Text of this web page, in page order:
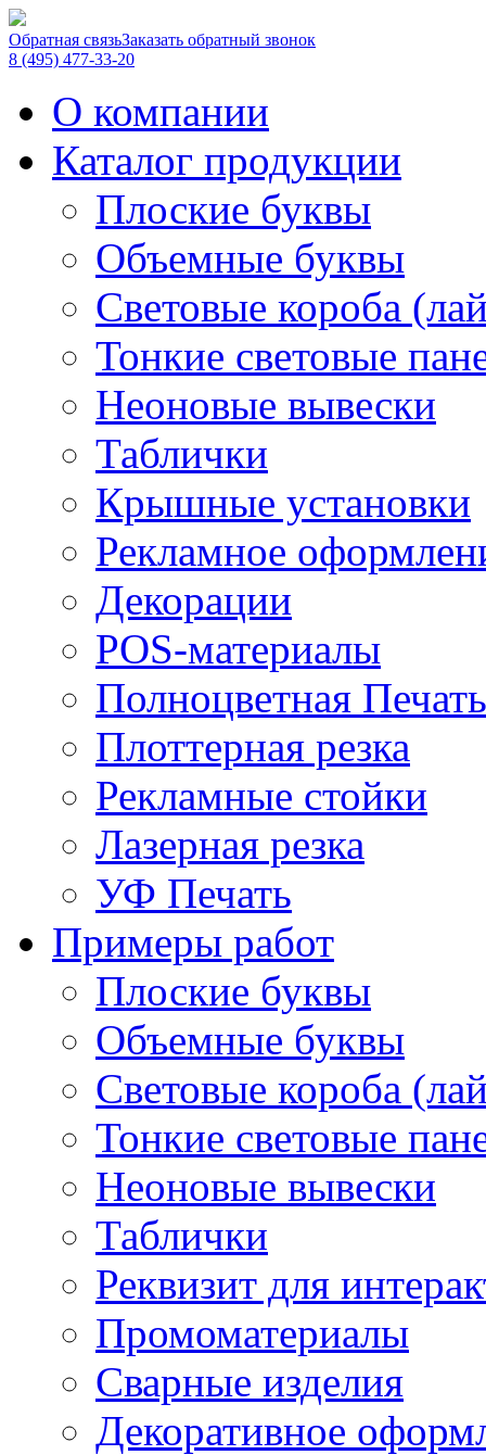
Обратная связьЗаказать обратный звонок
8 (495) 477-33-20
О компании
Каталог продукции
Плоские буквы
Объемные буквы
Световые короба
Тонкие световые
Неоновые вывески
Таблички
Крышные установки
Рекламное
Декорации
POS-материалы
Полноцветная Печать
Плоттерная резка
Рекламные стойки
Лазерная резка
УФ Печать
Примеры работ
Плоские буквы
Объемные буквы
Световые короба
Тонкие световые
Неоновые вывески
Таблички
Реквизит для
Промоматериалы
Сварные изделия
Декоративное